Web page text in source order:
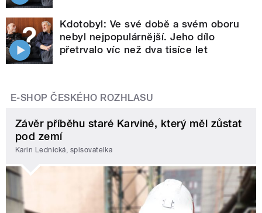
Kdotobyl: Ve své době a svém oboru
nebyl nejpopulárnější. Jeho dílo
přetrvalo víc než dva tisíce let
E-SHOP ČESKÉHO ROZHLASU
Závěr příběhu staré Karviné, který měl zůstat
pod zemí
Karin Lednická, spisovatelka